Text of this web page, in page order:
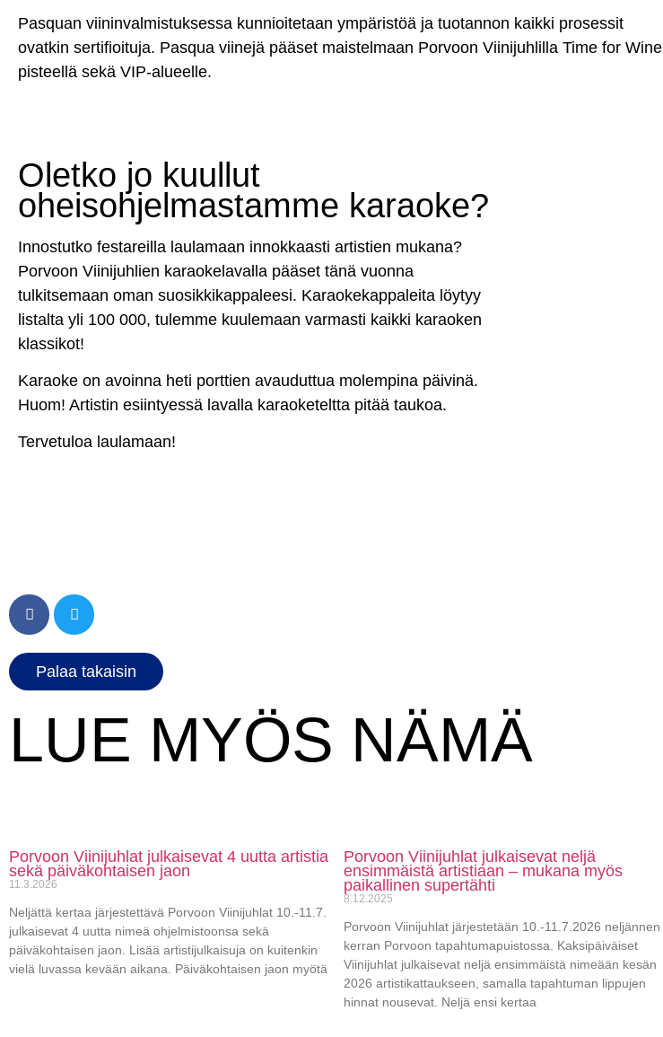
Pasquan viininvalmistuksessa kunnioitetaan ympäristöä ja tuotannon kaikki prosessit
ovatkin sertifioituja. Pasqua viinejä pääset maistelmaan Porvoon Viinijuhlilla Time for Wine
pisteellä sekä VIP-alueelle.
Oletko jo kuullut
oheisohjelmastamme karaoke?
Innostutko festareilla laulamaan innokkaasti artistien mukana?
Porvoon Viinijuhlien karaokelavalla pääset tänä vuonna
tulkitsemaan oman suosikkikappaleesi. Karaokekappaleita löytyy
listalta yli 100 000, tulemme kuulemaan varmasti kaikki karaoken
klassikot!
Karaoke on avoinna heti porttien avauduttua molempina päivinä.
Huom! Artistin esiintyessä lavalla karaoketeltta pitää taukoa.
Tervetuloa laulamaan!
Palaa takaisin
LUE MYÖS NÄMÄ
Porvoon Viinijuhlat julkaisevat 4 uutta artistia
sekä päiväkohtaisen jaon
11.3.2026
Neljättä kertaa järjestettävä Porvoon Viinijuhlat 10.-11.7.
julkaisevat 4 uutta nimeä ohjelmistoonsa sekä
päiväkohtaisen jaon. Lisää artistijulkaisuja on kuitenkin
vielä luvassa kevään aikana. Päiväkohtaisen jaon myötä
Porvoon Viinijuhlat julkaisevat neljä
ensimmäistä artistiaan – mukana myös
paikallinen supertähti
8.12.2025
Porvoon Viinijuhlat järjestetään 10.-11.7.2026 neljännen
kerran Porvoon tapahtumapuistossa. Kaksipäiväiset
Viinijuhlat julkaisevat neljä ensimmäistä nimeään kesän
2026 artistikattaukseen, samalla tapahtuman lippujen
hinnat nousevat. Neljä ensi kertaa